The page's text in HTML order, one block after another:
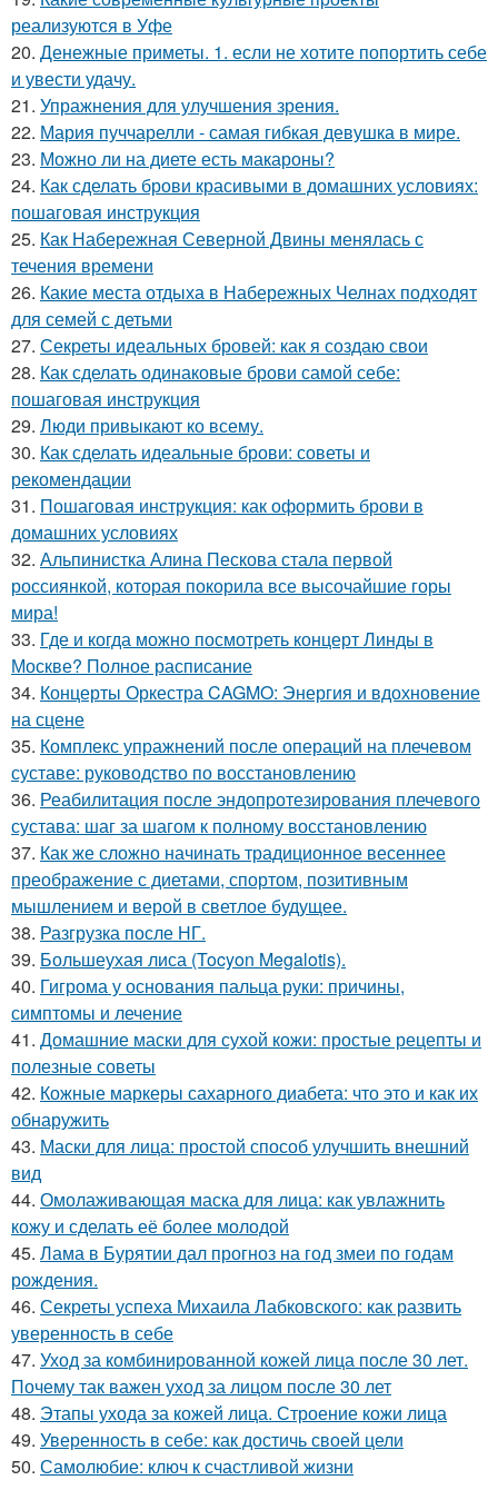
реализуются в Уфе
20. Денежные приметы. 1. если не хотите попортить себе
и увести удачу.
21. Упражнения для улучшения зрения.
22. Мария пуччарелли - самая гибкая девушка в мире.
23. Можно ли на диете есть макароны?
24. Как сделать брови красивыми в домашних условиях:
пошаговая инструкция
25. Как Набережная Северной Двины менялась с
течения времени
26. Какие места отдыха в Набережных Челнах подходят
для семей с детьми
27. Секреты идеальных бровей: как я создаю свои
28. Как сделать одинаковые брови самой себе:
пошаговая инструкция
29. Люди привыкают ко всему.
30. Как сделать идеальные брови: советы и
рекомендации
31. Пошаговая инструкция: как оформить брови в
домашних условиях
32. Альпинистка Алина Пескова стала первой
россиянкой, которая покорила все высочайшие горы
мира!
33. Где и когда можно посмотреть концерт Линды в
Москве? Полное расписание
34. Концерты Оркестра CAGMO: Энергия и вдохновение
на сцене
35. Комплекс упражнений после операций на плечевом
суставе: руководство по восстановлению
36. Реабилитация после эндопротезирования плечевого
сустава: шаг за шагом к полному восстановлению
37. Как же сложно начинать традиционное весеннее
преображение с диетами, спортом, позитивным
мышлением и верой в светлое будущее.
38. Разгрузка после НГ.
39. Большеухая лиса (Tocyon Megalotis).
40. Гигрома у основания пальца руки: причины,
симптомы и лечение
41. Домашние маски для сухой кожи: простые рецепты и
полезные советы
42. Кожные маркеры сахарного диабета: что это и как их
обнаружить
43. Маски для лица: простой способ улучшить внешний
вид
44. Омолаживающая маска для лица: как увлажнить
кожу и сделать её более молодой
45. Лама в Бурятии дал прогноз на год змеи по годам
рождения.
46. Секреты успеха Михаила Лабковского: как развить
уверенность в себе
47. Уход за комбинированной кожей лица после 30 лет.
Почему так важен уход за лицом после 30 лет
48. Этапы ухода за кожей лица. Строение кожи лица
49. Уверенность в себе: как достичь своей цели
50. Самолюбие: ключ к счастливой жизни